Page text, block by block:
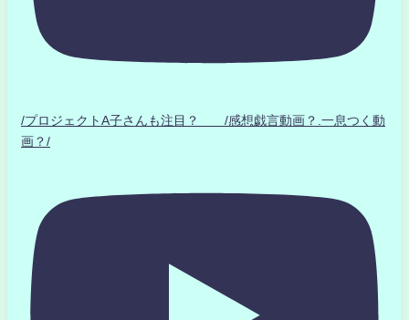
/プロジェクトA子さんも注目？ /感想戯言動画？.一息つく動
画？/